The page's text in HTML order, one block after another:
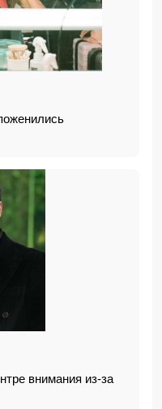
внимания из-за